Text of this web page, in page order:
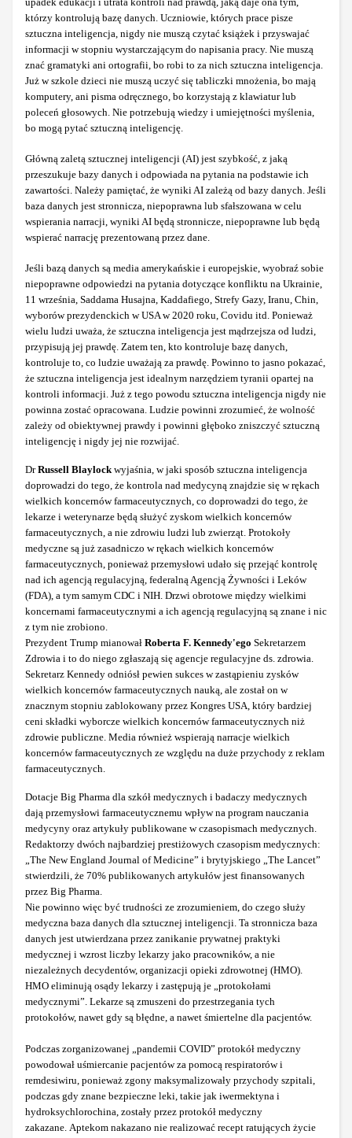
którzy kontrolują bazę danych. Uczniowie, których prace pisze
sztuczna inteligencja, nigdy nie muszą czytać książek i przyswajać
informacji w stopniu wystarczającym do napisania pracy. Nie muszą
znać gramatyki ani ortografii, bo robi to za nich sztuczna inteligencja.
Już w szkole dzieci nie muszą uczyć się tabliczki mnożenia, bo mają
komputery, ani pisma odręcznego, bo korzystają z klawiatur lub
poleceń głosowych. Nie potrzebują wiedzy i umiejętności myślenia,
bo mogą pytać sztuczną inteligencję.
Główną zaletą sztucznej inteligencji (AI) jest szybkość, z jaką
przeszukuje bazy danych i odpowiada na pytania na podstawie ich
zawartości. Należy pamiętać, że wyniki AI zależą od bazy danych. Jeśli
baza danych jest stronnicza, niepoprawna lub sfałszowana w celu
wspierania narracji, wyniki AI będą stronnicze, niepoprawne lub będą
wspierać narrację prezentowaną przez dane.
Jeśli bazą danych są media amerykańskie i europejskie, wyobraź sobie
niepoprawne odpowiedzi na pytania dotyczące konfliktu na Ukrainie,
11 września, Saddama Husajna, Kaddafiego, Strefy Gazy, Iranu, Chin,
wyborów prezydenckich w USA w 2020 roku, Covidu itd. Ponieważ
wielu ludzi uważa, że sztuczna inteligencja jest mądrzejsza od ludzi,
przypisują jej prawdę. Zatem ten, kto kontroluje bazę danych,
kontroluje to, co ludzie uważają za prawdę. Powinno to jasno pokazać,
że sztuczna inteligencja jest idealnym narzędziem tyranii opartej na
kontroli informacji. Już z tego powodu sztuczna inteligencja nigdy nie
powinna zostać opracowana. Ludzie powinni zrozumieć, że wolność
zależy od obiektywnej prawdy i powinni głęboko zniszczyć sztuczną
inteligencję i nigdy jej nie rozwijać.
DrRussell Blaylock wyjaśnia, w jaki sposób sztuczna inteligencja
doprowadzi do tego, że kontrola nad medycyną znajdzie się w rękach
wielkich koncernów farmaceutycznych, co doprowadzi do tego, że
lekarze i weterynarze będą służyć zyskom wielkich koncernów
farmaceutycznych, a nie zdrowiu ludzi lub zwierząt. Protokoły
medyczne są już zasadniczo w rękach wielkich koncernów
farmaceutycznych, ponieważ przemysłowi udało się przejąć kontrolę
nad ich agencją regulacyjną, federalną Agencją Żywności i Leków
(FDA), a tym samym CDC i NIH. Drzwi obrotowe między wielkimi
koncernami farmaceutycznymi a ich agencją regulacyjną są znane i nic
z tym nie zrobiono.
Prezydent Trump mianował Roberta F. Kennedy'ego Sekretarzem
Zdrowia i to do niego zgłaszają się agencje regulacyjne ds. zdrowia.
Sekretarz Kennedy odniósł pewien sukces w zastąpieniu zysków
wielkich koncernów farmaceutycznych nauką, ale został on w
znacznym stopniu zablokowany przez Kongres USA, który bardziej
ceni składki wyborcze wielkich koncernów farmaceutycznych niż
zdrowie publiczne. Media również wspierają narracje wielkich
koncernów farmaceutycznych ze względu na duże przychody z reklam
farmaceutycznych.
Dotacje Big Pharma dla szkół medycznych i badaczy medycznych
dają przemysłowi farmaceutycznemu wpływ na program nauczania
medycyny oraz artykuły publikowane w czasopismach medycznych.
Redaktorzy dwóch najbardziej prestiżowych czasopism medycznych:
„The New England Journal of Medicine” i brytyjskiego „The Lancet”
stwierdzili, że 70% publikowanych artykułów jest finansowanych
przez Big Pharma.
Nie powinno więc być trudności ze zrozumieniem, do czego służy
medyczna baza danych dla sztucznej inteligencji. Ta stronnicza baza
danych jest utwierdzana przez zanikanie prywatnej praktyki
medycznej i wzrost liczby lekarzy jako pracowników, a nie
niezależnych decydentów, organizacji opieki zdrowotnej (HMO).
HMO eliminują osądy lekarzy i zastępują je „protokołami
medycznymi”. Lekarze są zmuszeni do przestrzegania tych
protokołów, nawet gdy są błędne, a nawet śmiertelne dla pacjentów.
Podczas zorganizowanej „pandemii COVID” protokół medyczny
powodował uśmiercanie pacjentów za pomocą respiratorów i
remdesiwiru, ponieważ zgony maksymalizowały przychody szpitali,
podczas gdy znane bezpieczne leki, takie jak iwermektyna i
hydroksychlorochina, zostały przez protokół medyczny
zakazane. Aptekom nakazano nie realizować recept ratujących życie